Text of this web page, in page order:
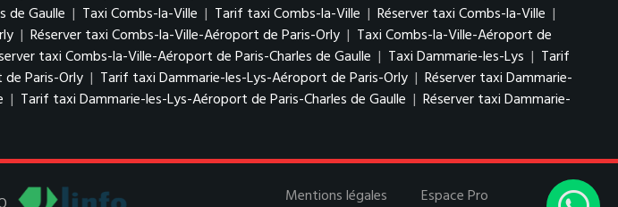
de Gaulle | Taxi Combs-la-Ville | Tarif taxi Combs-la-Ville | Réserver taxi Combs-la-Ville |
| Réserver taxi Combs-la-Ville-Aéroport de Paris-Orly | Taxi Combs-la-Ville-Aéroport de
taxi Combs-la-Ville-Aéroport de Paris-Charles de Gaulle | Taxi Dammarie-les-Lys | Tarif
Paris-Orly | Tarif taxi Dammarie-les-Lys-Aéroport de Paris-Orly | Réserver taxi Dammarie-
| Tarif taxi Dammarie-les-Lys-Aéroport de Paris-Charles de Gaulle | Réserver taxi Dammarie-
Mentions légales Espace Pro